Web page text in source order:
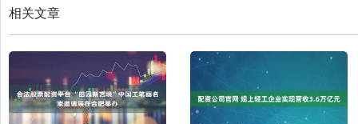
相关文章